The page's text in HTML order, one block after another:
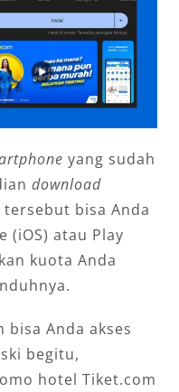
yang sudah
download
bisa Anda
(iOS) atau Play
kuota Anda
bisa Anda akses
begitu,
hotel Tiket.com